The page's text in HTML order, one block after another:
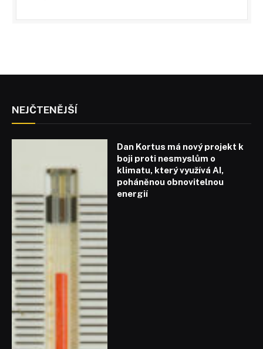
NEJČTENĚJŠÍ
Dan Kortus má nový projekt k
boji proti nesmyslům o
klimatu, který využívá AI,
poháněnou obnovitelnou
energií